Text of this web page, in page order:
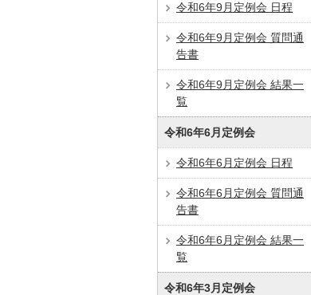
令和6年9月定例会 日程
令和6年9月定例会 質問通
告書
令和6年9月定例会 結果一
覧
令和6年6月定例会
令和6年6月定例会 日程
令和6年6月定例会 質問通
告書
令和6年6月定例会 結果一
覧
令和6年3月定例会